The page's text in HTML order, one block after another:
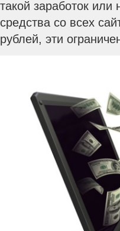
такой заработок
средства со всех
рублей, эти